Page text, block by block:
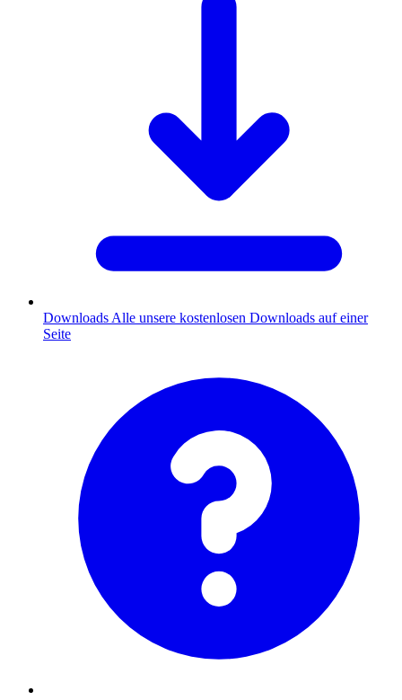
Downloads Alle unsere kostenlosen Downloads auf einer
Seite